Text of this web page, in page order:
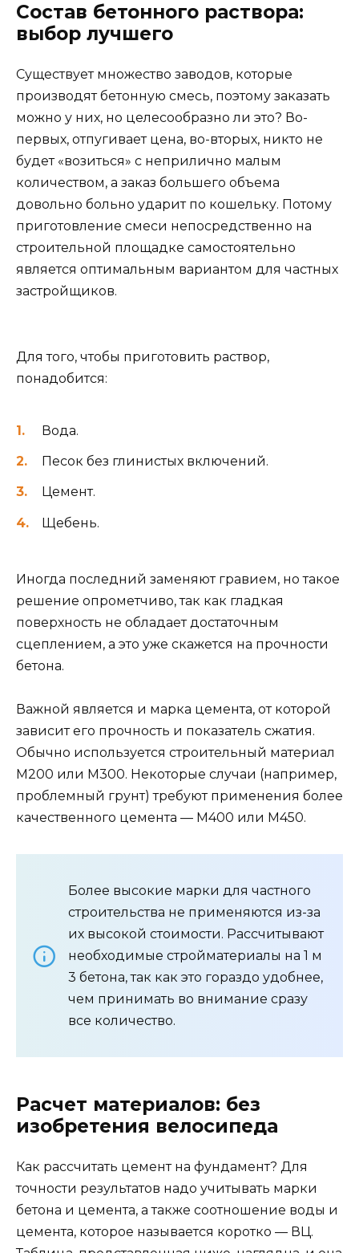
Состав бетонного раствора:
выбор лучшего
Существует множество заводов, которые
производят бетонную смесь, поэтому заказать
можно у них, но целесообразно ли это? Во-
первых, отпугивает цена, во-вторых, никто не
будет «возиться» с неприлично малым
количеством, а заказ большего объема
довольно больно ударит по кошельку. Потому
приготовление смеси непосредственно на
строительной площадке самостоятельно
является оптимальным вариантом для частных
застройщиков.
Для того, чтобы приготовить раствор,
понадобится:
Вода.
Песок без глинистых включений.
Цемент.
Щебень.
Иногда последний заменяют гравием, но такое
решение опрометчиво, так как гладкая
поверхность не обладает достаточным
сцеплением, а это уже скажется на прочности
бетона.
Важной является и марка цемента, от которой
зависит его прочность и показатель сжатия.
Обычно используется строительный материал
М200 или М300. Некоторые случаи (например,
проблемный грунт) требуют применения более
качественного цемента — М400 или М450.
Более высокие марки для частного
строительства не применяются из-за
их высокой стоимости. Рассчитывают
необходимые стройматериалы на 1 м
3 бетона, так как это гораздо удобнее,
чем принимать во внимание сразу
все количество.
Расчет материалов: без
изобретения велосипеда
Как рассчитать цемент на фундамент? Для
точности результатов надо учитывать марки
бетона и цемента, а также соотношение воды и
цемента, которое называется коротко — ВЦ.